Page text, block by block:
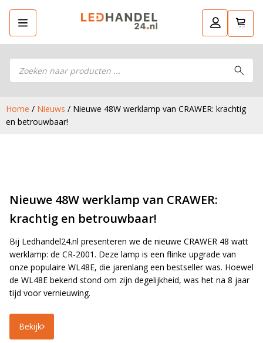
Producten
zoeken
LED Guide
Stel je eigen LED-pakket samen
LED koplampen
LED markeringslampen
LED flitsers
LED verstralers
LED sprayleds
LED Hal,- stal- en gevelverlichting
LED voordeelpakketten
Overige producten
Ga terug
LED Guide Stel je eigen LED-pakket samen
LED koplampen
LED aanhanger verlichting
LED flitsers
LED verstralers
LED sprayleds
LED Hal,- stal- en gevelverlichting
LED voordeelpakketten
Overige producten
Home / Nieuws / Nieuwe 48W werklamp van CRAWER: krachtig
en betrouwbaar!
Nieuwe 48W werklamp van CRAWER:
krachtig en betrouwbaar!
Bij Ledhandel24.nl presenteren we de nieuwe CRAWER 48 watt
werklamp: de CR-2001. Deze lamp is een flinke upgrade van
onze populaire WL48E, die jarenlang een bestseller was. Hoewel
de WL48E bekend stond om zijn degelijkheid, was het na 8 jaar
tijd voor vernieuwing.
Bekijk